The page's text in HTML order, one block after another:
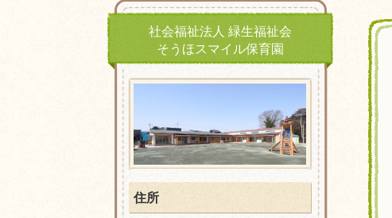
社会福祉法人 緑生福祉会
そうほスマイル保育園
住所